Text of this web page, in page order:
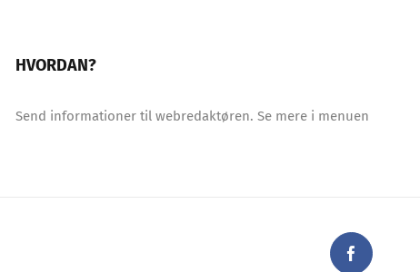
HVORDAN?
Send informationer til webredaktøren. Se mere i menuen
Facebook